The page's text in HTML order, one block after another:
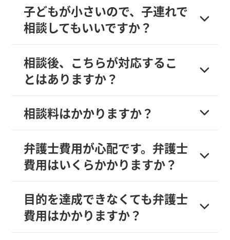
子どもが小さいので、子連れで
相談してもいいですか？
相談後、こちらが対応するこ
とはありますか？
相談料はかかりますか？
弁護士費用が心配です。弁護士
費用はいくらかかりますか？
目的を達成できなくても弁護士
費用はかかりますか？